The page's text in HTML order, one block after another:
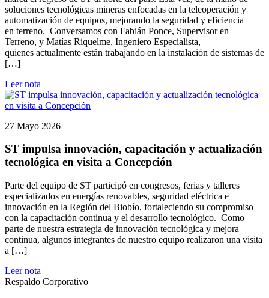
soluciones tecnológicas mineras enfocadas en la teleoperación y
automatización de equipos, mejorando la seguridad y eficiencia
en terreno. Conversamos con Fabián Ponce, Supervisor en
Terreno, y Matías Riquelme, Ingeniero Especialista,
quienes actualmente están trabajando en la instalación de sistemas de
[…]
Leer nota
27 Mayo 2026
ST impulsa innovación, capacitación y actualización
tecnológica en visita a Concepción
Parte del equipo de ST participó en congresos, ferias y talleres
especializados en energías renovables, seguridad eléctrica e
innovación en la Región del Biobío, fortaleciendo su compromiso
con la capacitación continua y el desarrollo tecnológico. Como
parte de nuestra estrategia de innovación tecnológica y mejora
continua, algunos integrantes de nuestro equipo realizaron una visita
a […]
Leer nota
Respaldo Corporativo